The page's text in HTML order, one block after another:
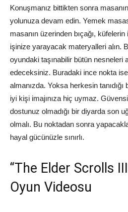
Konuşmanız bittikten sonra masanın
yolunuza devam edin. Yemek
masanın üzerinden bıçağı,
işinize yarayacak materyalleri alın.
oyundaki taşınabilir bütün nesneleri
edeceksiniz. Buradaki ince nokta
almanızda. Yoksa herkesin tanıdığı
iyi kişi imajınıza hiç uymaz.
dostunuz olmadığı bir diyarda son
olmalı. Bu noktadan sonra
hayal gücünüzle sınırlı.
“The Elder Scrolls
Oyun Videosu